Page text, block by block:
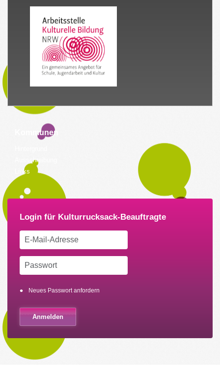
Kommunen
Ausschreibung
Links
Neues Passwort anfordern